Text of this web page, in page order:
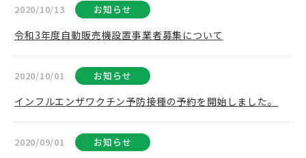
2020/10/13 お知らせ
令和3年度自動販売機設置事業者募集について
2020/10/01 お知らせ
インフルエンザワクチン予防接種の予約を開始しました。
2020/09/01 お知らせ